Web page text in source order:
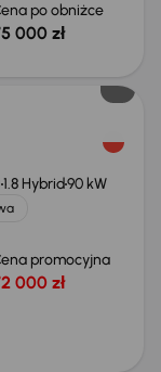
po obniżce
000 zł
1.8 Hybrid90 kW
promocyjna
000 zł